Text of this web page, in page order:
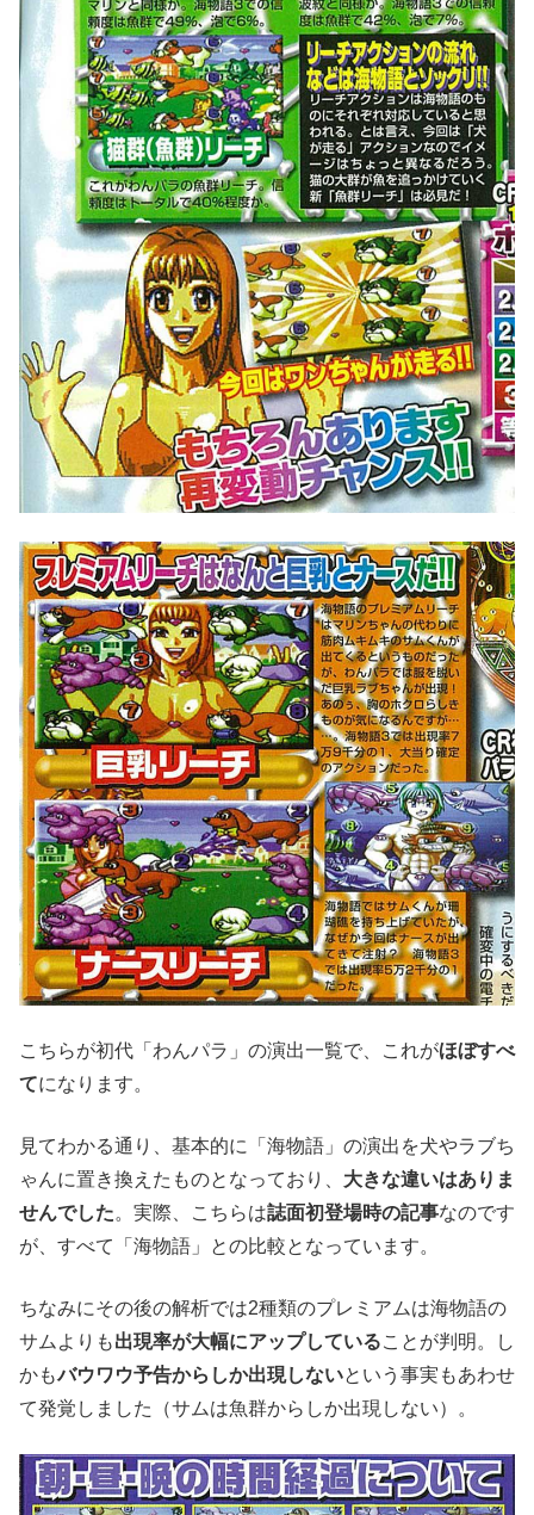
こちらが初代「わんパラ」の演出一覧で、これがほぼすべ
てになります。
見てわかる通り、基本的に「海物語」の演出を犬やラブち
ゃんに置き換えたものとなっており、 大きな違いはありま
せんでした。実際、こちらは誌面初登場時の記事なのです
が、すべて「海物語」との比較となっています。
ちなみにその後の解析では2種類のプレミアムは海物語の
サムよりも出現率が大幅にアップしていることが判明。し
かもバウワウ予告からしか出現しないという事実もあわせ
て発覚しました（サムは魚群からしか出現しない）。